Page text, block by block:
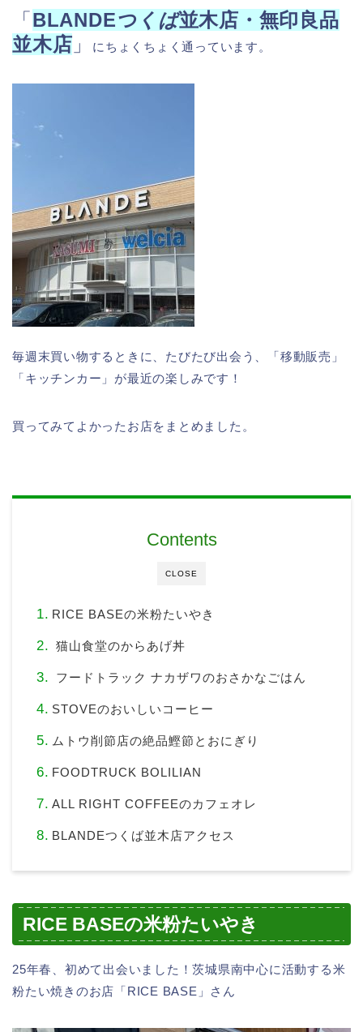
「 BLANDEつくば並木店・無印良品
並木店 」 にちょくちょく通っています。
毎週末買い物するときに、たびたび出会う、「移動販売」
「キッチンカー」が最近の楽しみです！
買ってみてよかったお店をまとめました。
CLOSE
Contents
RICE BASEの米粉たいやき
猫山食堂のからあげ丼
フードトラック ナカザワのおさかなごはん
STOVEのおいしいコーヒー
ムトウ削節店の絶品鰹節とおにぎり
FOODTRUCK BOLILIAN
ALL RIGHT COFFEEのカフェオレ
BLANDEつくば並木店アクセス
RICE BASEの米粉たいやき
25年春、初めて出会いました！茨城県南中心に活動する米
粉たい焼きのお店「RICE BASE」さん